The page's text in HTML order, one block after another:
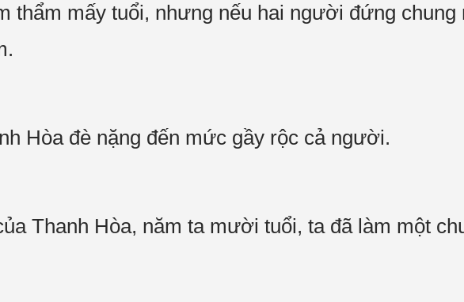
thẩm mấy tuổi, nhưng nếu hai người đứng chung
Hòa đè nặng đến mức gầy rộc cả người.
Thanh Hòa, năm ta mười tuổi, ta đã làm một